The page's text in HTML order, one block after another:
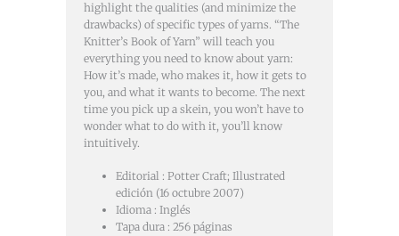
highlight the qualities (and minimize the
drawbacks) of specific types of yarns. “The
Knitter’s Book of Yarn” will teach you
everything you need to know about yarn:
How it’s made, who makes it, how it gets to
you, and what it wants to become. The next
time you pick up a skein, you won’t have to
wonder what to do with it, you’ll know
intuitively.
Editorial : Potter Craft; Illustrated
edición (16 octubre 2007)
Idioma : Inglés
Tapa dura : 256 páginas